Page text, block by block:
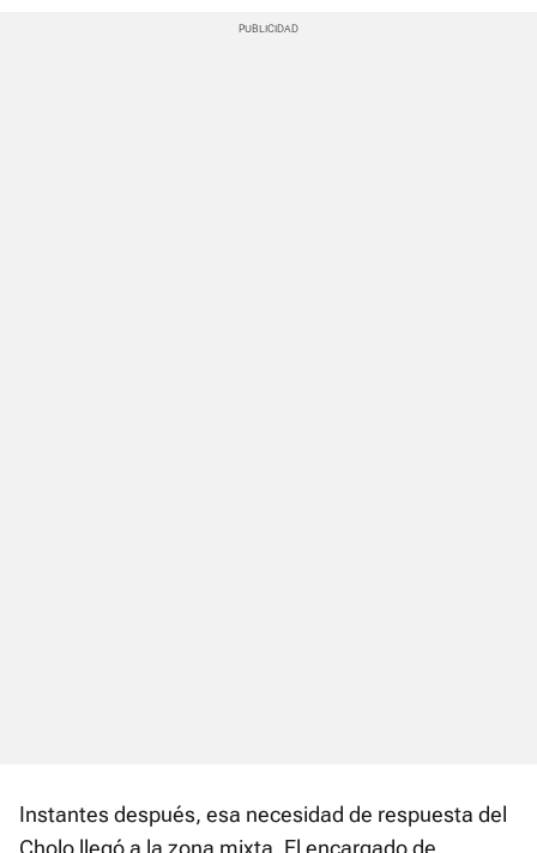
Instantes después, esa necesidad de respuesta del
Cholo llegó a la zona mixta. El encargado de